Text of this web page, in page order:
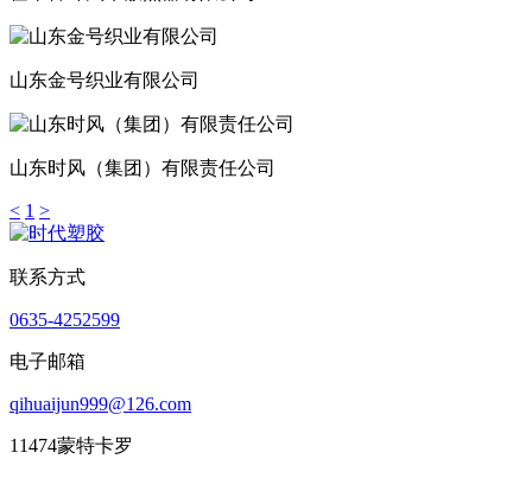
山东金号织业有限公司
山东时风（集团）有限责任公司
< 1 >
联系方式
0635-4252599
电子邮箱
qihuaijun999@126.com
11474蒙特卡罗